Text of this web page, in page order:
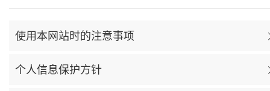
使用本网站时的注意事项
个人信息保护方针